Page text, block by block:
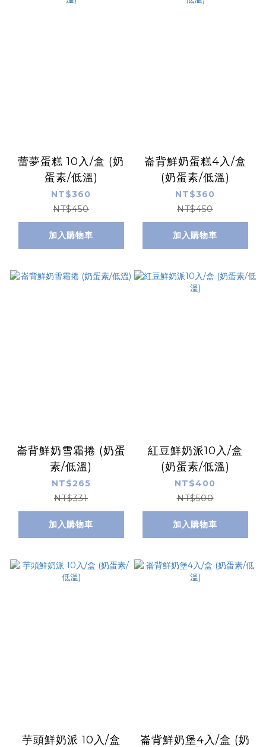
蕾夢蛋糕 10入/盒 (奶
蛋素/低溫)
NT$360
NT$450
加入購物車
崙背鮮奶蛋糕4入/盒
(奶蛋素/低溫)
NT$360
NT$450
加入購物車
崙背鮮奶雪霜捲 (奶蛋
素/低溫)
NT$265
NT$331
加入購物車
紅豆鮮奶派10入/盒
(奶蛋素/低溫)
NT$400
NT$500
加入購物車
芋頭鮮奶派 10入/盒
崙背鮮奶堡4入/盒 (奶